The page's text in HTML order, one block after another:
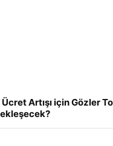
Artışı için Gözler